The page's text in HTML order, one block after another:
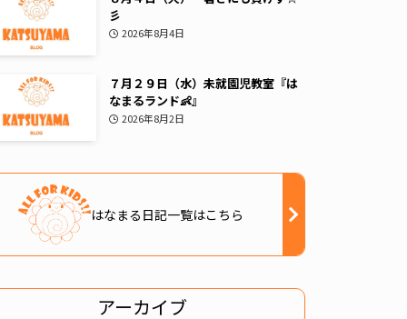
彡
2026年8月4日
７月２９日（水）未就園児教室『は
なまるランド👶』
2026年8月2日
はなまる日記一覧はこちら
アーカイブ